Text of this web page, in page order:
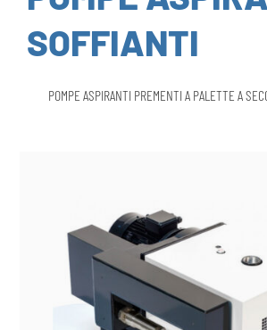
SOFFIANTI